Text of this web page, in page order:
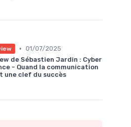
• 01/07/2025
de Sébastien Jardin : Cyber
- Quand la communication
une clef du succès